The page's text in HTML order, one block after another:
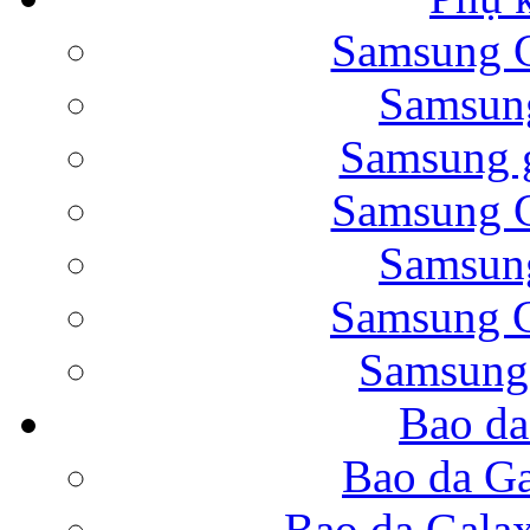
Bao da Samsung
Bao da Galaxy
Nắp lưng Samsung
Samsung
Samsung
Samsung
Bao
Bao da